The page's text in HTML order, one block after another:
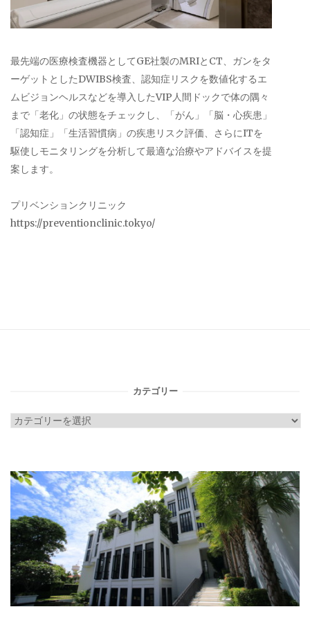
最先端の医療検査機器としてGE社製のMRIとCT、ガンをタ
ーゲットとしたDWIBS検査、認知症リスクを数値化するエ
ムビジョンヘルスなどを導入したVIP人間ドックで体の隅々
まで「老化」の状態をチェックし、「がん」「脳・心疾患」
「認知症」「生活習慣病」の疾患リスク評価、さらにITを
駆使しモニタリングを分析して最適な治療やアドバイスを提
案します。
プリベンションクリニック
https://preventionclinic.tokyo/
カテゴリー
カ
リ
ー